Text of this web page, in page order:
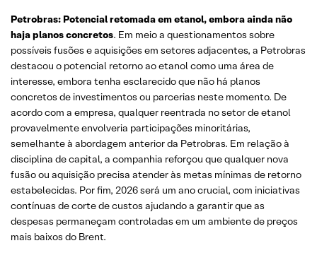
Petrobras: Potencial retomada em etanol, embora ainda não
haja planos concretos. Em meio a questionamentos sobre
possíveis fusões e aquisições em setores adjacentes, a Petrobras
destacou o potencial retorno ao etanol como uma área de
interesse, embora tenha esclarecido que não há planos
concretos de investimentos ou parcerias neste momento. De
acordo com a empresa, qualquer reentrada no setor de etanol
provavelmente envolveria participações minoritárias,
semelhante à abordagem anterior da Petrobras. Em relação à
disciplina de capital, a companhia reforçou que qualquer nova
fusão ou aquisição precisa atender às metas mínimas de retorno
estabelecidas. Por fim, 2026 será um ano crucial, com iniciativas
contínuas de corte de custos ajudando a garantir que as
despesas permaneçam controladas em um ambiente de preços
mais baixos do Brent.